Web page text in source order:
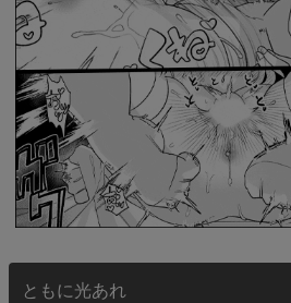
ともに光あれ